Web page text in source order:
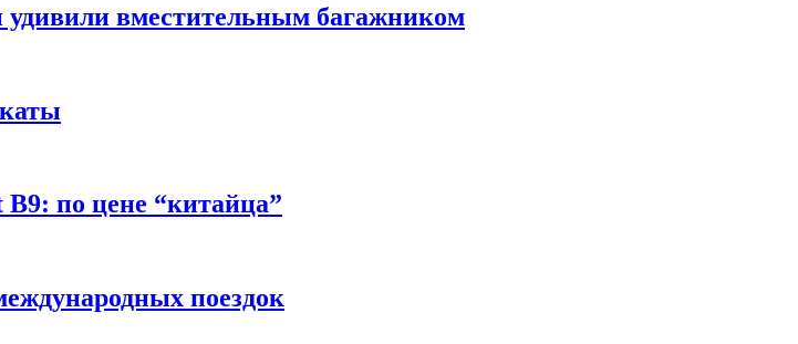
вместительным багажником
по цене “китайца”
поездок